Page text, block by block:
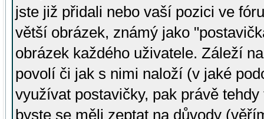
jste již přidali nebo vaší pozici ve
větší obrázek, známý jako
obrázek každého uživatele. Záleží
povolí či jak s nimi naloží (v jaké
využívat postavičky, pak právě
byste se měli zeptat na důvody